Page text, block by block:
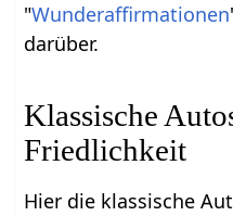
"Wunderaffirmationen
darüber.
Klassische
Friedlichkeit
Hier die klassische